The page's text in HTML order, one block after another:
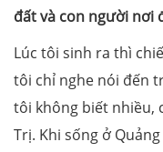
đất và con người nơi
Lúc tôi sinh ra thì
tôi chỉ nghe nói đến
tôi không biết nhiều,
Trị. Khi sống ở